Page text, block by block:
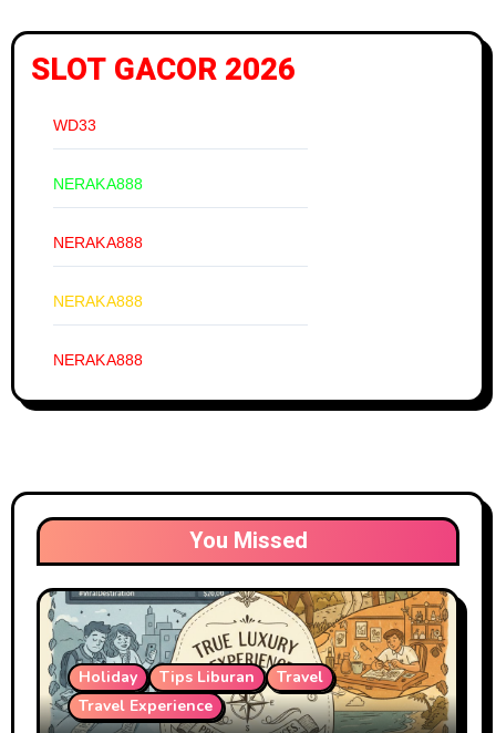
SLOT GACOR 2026
WD33
NERAKA888
NERAKA888
NERAKA888
NERAKA888
You Missed
Holiday Tips Liburan
Travel
Travel Experience